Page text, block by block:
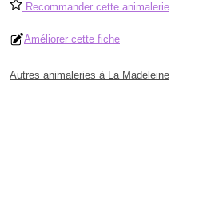
Recommander cette animalerie
Améliorer cette fiche
Autres animaleries à La Madeleine